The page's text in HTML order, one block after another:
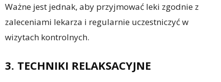
Ważne jest jednak, aby przyjmować leki zgodnie z
zaleceniami lekarza i regularnie uczestniczyć w
wizytach kontrolnych.
3. TECHNIKI RELAKSACYJNE